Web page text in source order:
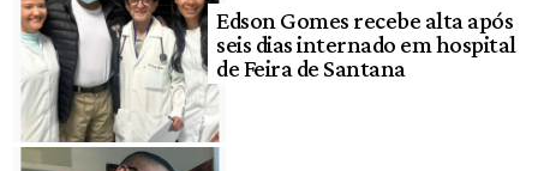
Edson Gomes recebe alta após
seis dias internado em hospital
de Feira de Santana